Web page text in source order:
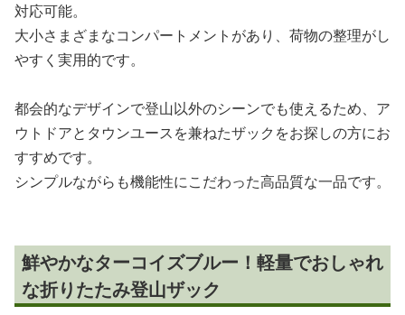
対応可能。
大小さまざまなコンパートメントがあり、荷物の整理がし
やすく実用的です。
都会的なデザインで登山以外のシーンでも使えるため、ア
ウトドアとタウンユースを兼ねたザックをお探しの方にお
すすめです。
シンプルながらも機能性にこだわった高品質な一品です。
鮮やかなターコイズブルー！軽量でおしゃれ
な折りたたみ登山ザック